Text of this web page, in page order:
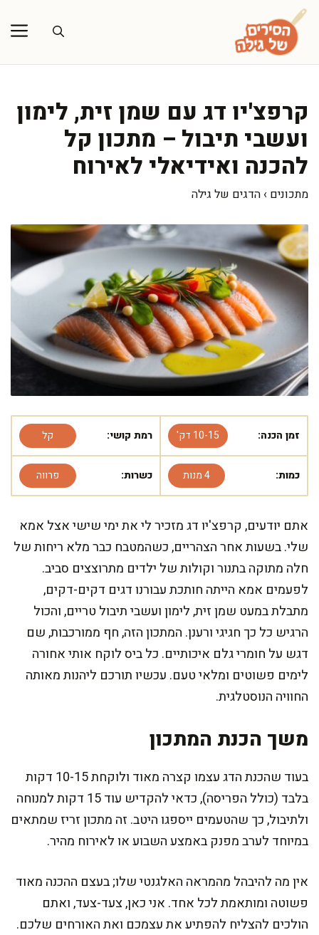
לדלג
לתוכן
קרפצ'יו דג עם שמן זית, לימון
ועשבי תיבול – מתכון קל
להכנה ואידיאלי לאירוח
מתכונים › הדגים של גילה
זמן הכנה: 10-15 דק' רמת קושי: קל
כמות: 4 מנות כשרות: פרווה
אתם יודעים, קרפצ'יו דג מזכיר לי את ימי שישי אצל אמא
שלי. בשעות אחר הצהריים, כשהמטבח כבר מלא ריחות של
חלה מתוקה בתנור וקולות של ילדים מתרוצצים סביב.
לפעמים אמא הייתה חותכת עבורנו דגים דקים-דקים,
מתבלת במעט שמן זית, לימון ועשבי תיבול טריים, והכול
הרגיש כל כך חגיגי ורענן. המתכון הזה, חף ממורכבות, שם
דגש על חומרי גלם איכותיים. כל ביס לוקח אותי אחורה
לימים פשוטים ומלאי טעם. עכשיו תורכם ליהנות מאותה
החוויה הנוסטלגית.
משך הכנת המתכון
בעוד שהכנת הדג עצמו קצרה מאוד ולוקחת 10-15 דקות
בלבד (כולל הפריסה), כדאי להקדיש עוד 15 דקות למנוחה
ולתיבול, כך שהטעמים ייספגו היטב. זה מתכון זריז שמתאים
במיוחד לערב מפנק באמצע השבוע או לאירוח מהיר.
אין מה להיבהל מהמראה האלגנטי שלו; בעצם ההכנה מאוד
פשוטה ומותאמת לכל אחד. אני כאן, צעד-צעד, ואתם
הולכים להצליח להפתיע את עצמכם ואת האורחים שלכם.